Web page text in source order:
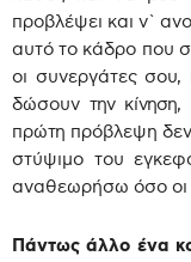
προβλέψει και ν`
αυτό το κάδρο που
οι συνεργάτες
δώσουν την
πρώτη πρόβλεψη
στύψιμο του
αναθεωρήσω όσο οι
Πάντως άλλο ένα